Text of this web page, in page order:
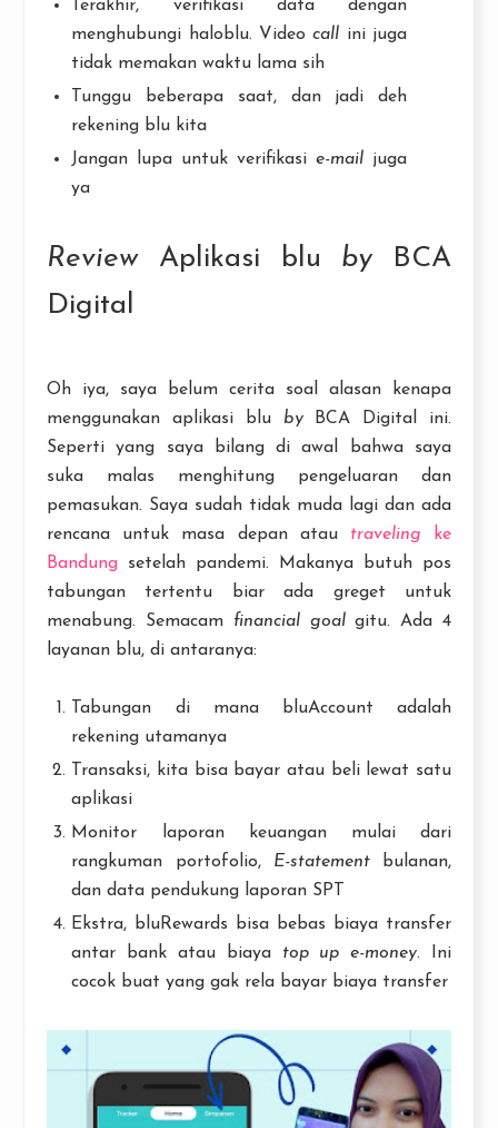
Terakhir, verifikasi data dengan
menghubungi haloblu. Videocall ini juga
tidak memakan waktu lama sih
Tunggu beberapa saat, dan jadi deh
rekening blu kita
Jangan lupa untuk verifikasie-mail juga
ya
Review Aplikasi blu byBCA
Digital
Oh iya, saya belum cerita soal alasan kenapa
menggunakan aplikasi blu byBCA Digital ini.
Seperti yang saya bilang di awal bahwa saya
suka malas menghitung pengeluaran dan
pemasukan. Saya sudah tidak muda lagi dan ada
rencana untuk masa depan atau traveling ke
Bandung setelah pandemi. Makanya butuh pos
tabungan tertentu biar ada greget untuk
menabung. Semacam financial goalgitu. Ada 4
layanan blu, di antaranya:
Tabungan di mana bluAccount adalah
rekening utamanya
Transaksi, kita bisa bayar atau beli lewat satu
aplikasi
Monitor laporan keuangan mulai dari
rangkuman portofolio, E-statementbulanan,
dan data pendukung laporan SPT
Ekstra, bluRewards bisa bebas biaya transfer
antar bank atau biaya top up e-money. Ini
cocok buat yang gak rela bayar biaya transfer